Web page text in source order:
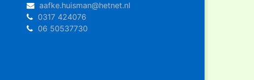
aafke.huisman@hetnet.nl
0317 424076
06 50537730